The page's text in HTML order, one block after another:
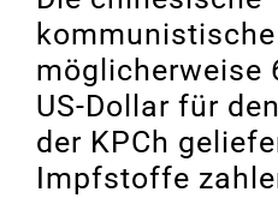
möglicherweise
US-Dollar für
der KPCh
Impfstoffe